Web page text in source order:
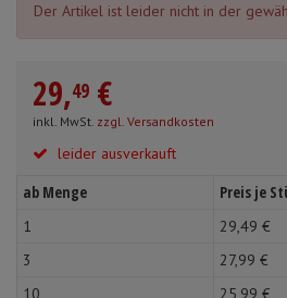
Der Artikel ist leider nicht in der
29,49 €
inkl. MwSt. zzgl. Versandkosten
leider ausverkauft
ab Menge Preis je
1 29,49 €
3
27,99 €
10
25, 99 €